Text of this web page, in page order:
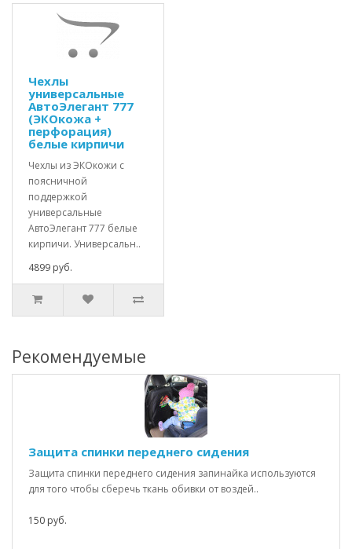
Чехлы
универсальные
АвтоЭлегант 777
(ЭКОкожа +
перфорация)
белые кирпичи
Чехлы из ЭКОкожи с
поясничной
поддержкой
универсальные
АвтоЭлегант 777 белые
кирпичи. Универсальн..
4899 руб.
Рекомендуемые
Защита спинки переднего сидения
Защита спинки переднего сидения запинайка используются
для того чтобы сберечь ткань обивки от воздей..
150 руб.